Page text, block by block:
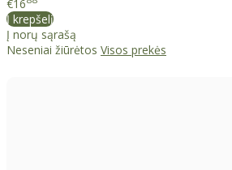
€16
Į krepšelį
Į norų sąrašą
Neseniai žiūrėtos Visos prekės